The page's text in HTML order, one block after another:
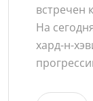
встречен
На
хард-н-